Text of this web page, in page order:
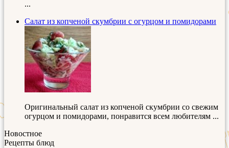
...
Салат из копченой скумбрии с огурцом и помидорами
Оригинальный салат из копченой скумбрии со свежим
огурцом и помидорами, понравится всем любителям ...
Новостное
Рецепты блюд